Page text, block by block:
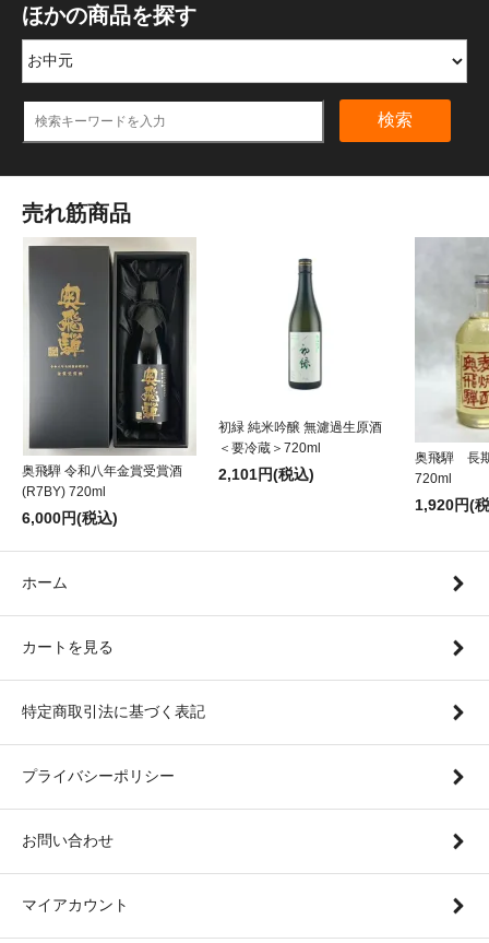
ほかの商品を探す
検索
売れ筋商品
奥飛騨 令和八年金賞受賞酒
(R7BY) 720ml
6,000円(税込)
初緑 純米吟醸 無濾過生原酒
＜要冷蔵＞720ml
2,101円(税込)
奥飛騨 長
720ml
1,920円(
ホーム
カートを見る
特定商取引法に基づく表記
プライバシーポリシー
お問い合わせ
マイアカウント